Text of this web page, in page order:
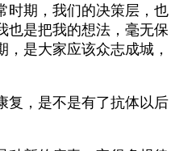
时期，我们的决策层，也
也是把我的想法，毫无保
是大家应该众志成城，
复，是不是有了抗体以后